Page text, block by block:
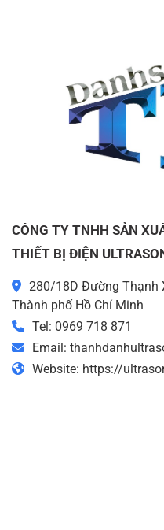
CÔNG TY TNHH SẢN
THIẾT BỊ ĐIỆN
280/18D Đường Thạnh
Thành phố Hồ Chí Minh
Tel: 0969 718 871
Email:
Website: https://